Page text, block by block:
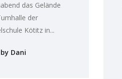
das Gelände
der
Kötitz in...
by Dani